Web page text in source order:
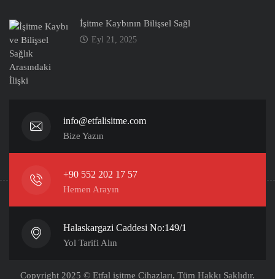
İşitme Kaybının Bilişsel Sağl
Eyl 21, 2025
info@etfalisitme.com
Bize Yazın
+90 552 202 17 57
Hemen Arayın
Halaskargazi Caddesi No:149/1
Yol Tarifi Alın
Copyright 2025 © Etfal işitme Cihazları, Tüm Hakkı Saklıdır.